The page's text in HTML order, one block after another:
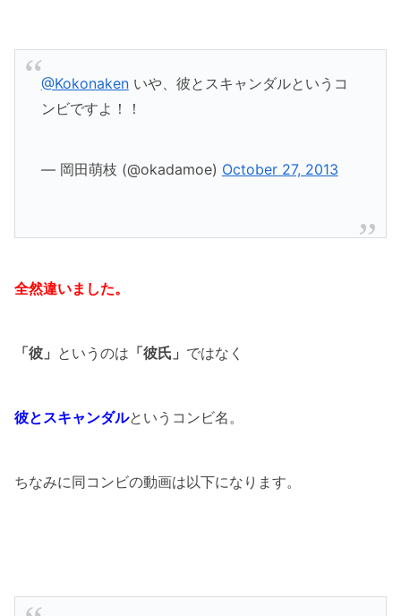
@Kokonakenいや、彼とスキャンダルというコ
ンビですよ！！
— 岡田萌枝 (@okadamoe) October 27, 2013
全然違いました。
「彼」 というのは 「彼氏」 ではなく
彼とスキャンダルというコンビ名。
ちなみに同コンビの動画は以下になります。